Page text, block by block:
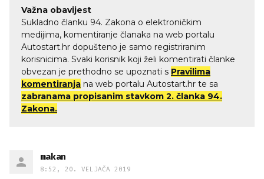
Važna obavijest
Sukladno članku 94. Zakona o elektroničkim
medijima, komentiranje članaka na web portalu
Autostart.hr dopušteno je samo registriranim
korisnicima. Svaki korisnik koji želi komentirati članke
obvezan je prethodno se upoznati s Pravilima
komentiranja na web portalu Autostart.hr te sa
zabranama propisanim stavkom 2. članka 94.
Zakona.
makan
8:52, 20. VELJAČA 2019